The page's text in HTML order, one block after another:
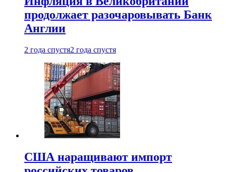
продолжает разочаровывать Банк
Англии
2 года спустя2 года спустя
США наращивают импорт